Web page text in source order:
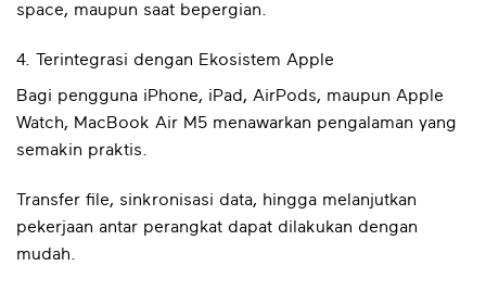
space, maupun saat bepergian.
4. Terintegrasi dengan Ekosistem Apple
Bagi pengguna iPhone, iPad, AirPods, maupun Apple
Watch, MacBook Air M5 menawarkan pengalaman yang
semakin praktis.
Transfer file, sinkronisasi data, hingga melanjutkan
pekerjaan antar perangkat dapat dilakukan dengan
mudah.